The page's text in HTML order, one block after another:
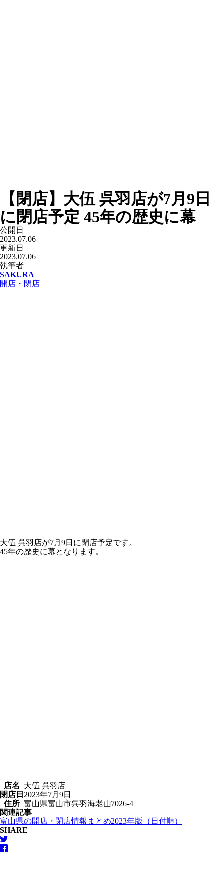
【閉店】大伍 呉羽店が7月9日
に閉店予定 45年の歴史に幕
公開日
2023.07.06
更新日
2023.07.06
執筆者
SAKURA
開店・閉店
大伍 呉羽店が7月9日に閉店予定です。
45年の歴史に幕となります。
店名
大伍 呉羽店
閉店日 2023年7月9日
住所 富山県富山市呉羽海老山7026-4
関連記事
富山県の開店・閉店情報まとめ2023年版（日付順）
SHARE